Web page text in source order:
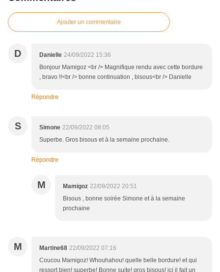
Ajouter un commentaire
D Danielle 24/09/2022 15:36
Bonjour Mamigoz <br /> Magnifique rendu avec cette bordure
, bravo !!<br /> bonne continuation , bisous<br /> Danielle
Répondre
S Simone 22/09/2022 08:05
Superbe. Gros bisous et à la semaine prochaine.
Répondre
M Mamigoz 22/09/2022 20:51
Bisous , bonne soirée Simone et à la semaine
prochaine
M Martine68 22/09/2022 07:16
Coucou Mamigoz! Whouhahou! quelle belle bordure! et qui
ressort bien! superbe! Bonne suite! gros bisous! ici il fait un